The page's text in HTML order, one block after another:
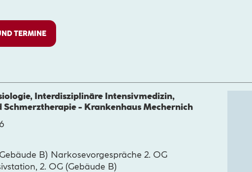
TERMINE
Interdisziplinäre Intensivmedizin,
- Krankenhaus Mechernich
B) Narkosevorgespräche 2. OG
2. OG (Gebäude B)